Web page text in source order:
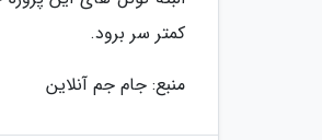
کمتر سر برود.
منبع: جام جم آنلاین